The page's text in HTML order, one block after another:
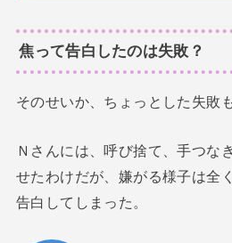
焦って告白したのは失敗？
そのせいか、ちょっとした失敗
Ｎさんには、呼び捨て、手つな
せたわけだが、嫌がる様子は全
告白してしまった。